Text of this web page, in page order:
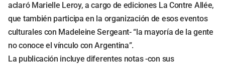
aclaró Marielle Leroy, a cargo de ediciones La Contre Allée,
que también participa en la organización de esos eventos
culturales con Madeleine Sergeant- “la mayoría de la gente
no conoce el vínculo con Argentina”.
La publicación incluye diferentes notas -con sus